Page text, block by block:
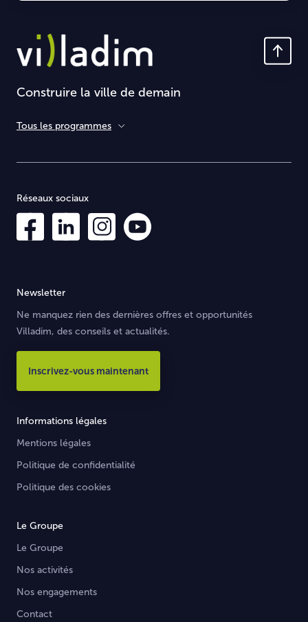
Construire la ville de demain
Tous les programmes
Informations légales
Mentions légales
Politique de confidentialité
Politique des cookies
Le Groupe
Le Groupe
Nos activités
Nos engagements
Contact
Réseaux sociaux
Newsletter
Ne manquez rien des dernières offres et opportunités
Villadim, des conseils et actualités.
Inscrivez-vous maintenant